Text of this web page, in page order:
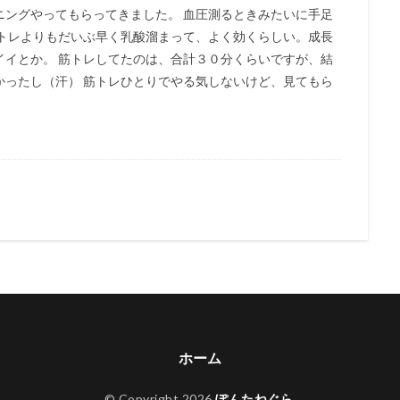
グやってもらってきました。 血圧測るときみたいに手足
よりもだいぶ早く乳酸溜まって、よく効くらしい。成長
とか。 筋トレしてたのは、合計３０分くらいですが、結
たし（汗） 筋トレひとりでやる気しないけど、見てもら
ホーム